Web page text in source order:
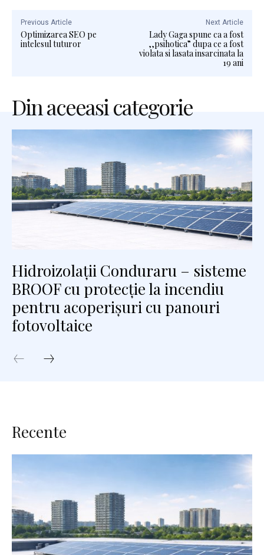
Previous Article
Optimizarea SEO pe
intelesul tuturor
Next Article
Lady Gaga spune ca a fost
,,psihotica” dupa ce a fost
violata si lasata insarcinata la
19 ani
Din aceeasi categorie
Hidroizolații Conduraru – sisteme
BROOF cu protecție la incendiu
pentru acoperișuri cu panouri
fotovoltaice
Recente